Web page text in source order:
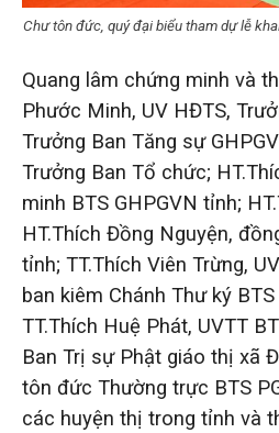
Chư tôn đức, quý đại biểu tham dự lễ
Quang lâm chứng minh và
Phước Minh, UV HĐTS,
Trưởng Ban Tăng sự
Trưởng Ban Tổ chức;
minh BTS GHPGVN tỉnh;
HT.Thích Đồng Nguyện,
tỉnh; TT.Thích Viên Trừng,
ban kiêm Chánh Thư ký
TT.Thích Huệ Phát, UVTT
Ban Trị sự Phật giáo thị xã
tôn đức Thường trực BTS
các huyện thị trong tỉnh và